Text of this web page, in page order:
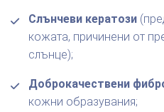
Слънчеви кератози
кожата, причинени от
слънце);
Доброкачествени
кожни образувания;